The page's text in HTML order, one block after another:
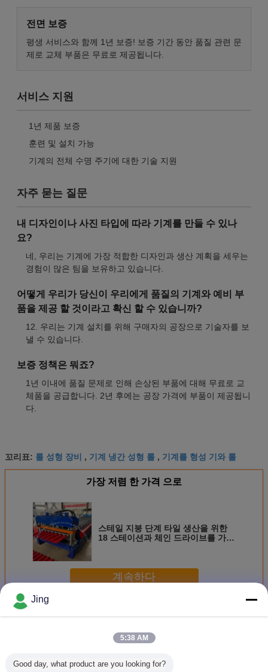
전면 보증
평생 서비스와 함께 1년 보증! 보증 기간 동안 품질 관련 문
제로 교체 부품은 무료로 제공됩니다.
서비스 지원
1년 제품 보증
훈련 및 설치 가능
기계의 전체 수명 주기에 대한 기술 지원
자주 묻는 질문
내 디자인이나 사진 타입에 따라 기계를 만들 수 있나
요?
네, 우리는 기계에 가장 적합한 디자인과 생산 계획을 세우는
경험이 많은 팀을 보유하고 있습니다.
어떻게 우리가 당신이 우리에게 품질의 기계와 예비 부
품을 제공 할 것이라고 확신 할 수 있습니까?
12. 우리는 기계 설치를 위해 구매자의 공장으로 기술자를 보
낼 수 있습니다.
보증 정책은 뭐죠?
1년 이내에 품질 문제로 인해 손상된 부품에 대해 무료로 교
체품을 공급합니다. 2년 후에는 공장 가격에 부품이 제공됩니
다.
꼬리표: 롤 성형 장비 , 기계 냉간 성형 롤 , 기계를 형성 기와 롤
가장 저렴 한 가격 으로
스테일 지붕 단계 타일 생산을 위한
18 스테이션과 체인 드라이브를 가진
계속하다
더 많은 것
Jing
5:38 AM
Good day, what product are you looking for?